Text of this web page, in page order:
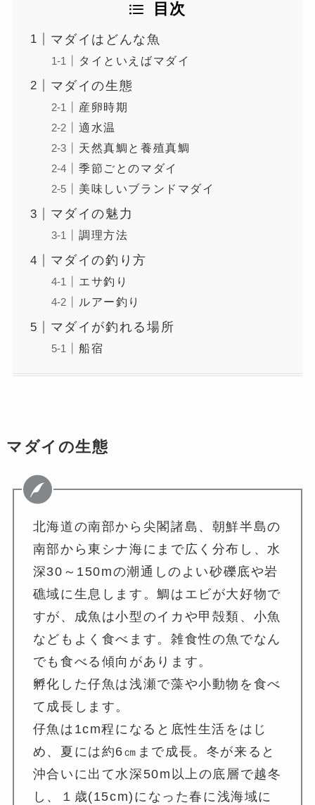
目次
マダイはどんな魚
タイといえばマダイ
マダイの生態
産卵時期
適水温
天然真鯛と養殖真鯛
季節ごとのマダイ
美味しいブランドマダイ
マダイの魅力
調理方法
マダイの釣り方
エサ釣り
ルアー釣り
マダイが釣れる場所
船宿
マダイの生態
北海道の南部から尖閣諸島、朝鮮半島の
南部から東シナ海にまで広く分布し、水
深30～150mの潮通しのよい砂礫底や岩
礁域に生息します。鯛はエビが大好物で
すが、成魚は小型のイカや甲殻類、小魚
などもよく食べます。雑食性の魚でなん
でも食べる傾向があります。
孵化した仔魚は浅瀬で藻や小動物を食べ
て成長します。
仔魚は1cm程になると底性生活をはじ
め、夏には約6㎝まで成長。冬が来ると
沖合いに出て水深50m以上の底層で越冬
し、１歳(15cm)になった春に浅海域に